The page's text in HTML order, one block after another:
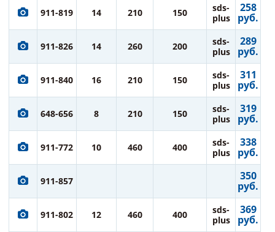
911-819 14 210 150
sds-
plus
258
руб.
911-826 14 260 200
sds-
plus
289
руб.
911-840 16 210 150
sds-
plus
311
руб.
648-656 8 210 150
sds-
plus
319
руб.
911-772 10 460 400
sds-
plus
338
руб.
911-857 350
руб.
911-802 12 460 400
sds-
plus
369
руб.